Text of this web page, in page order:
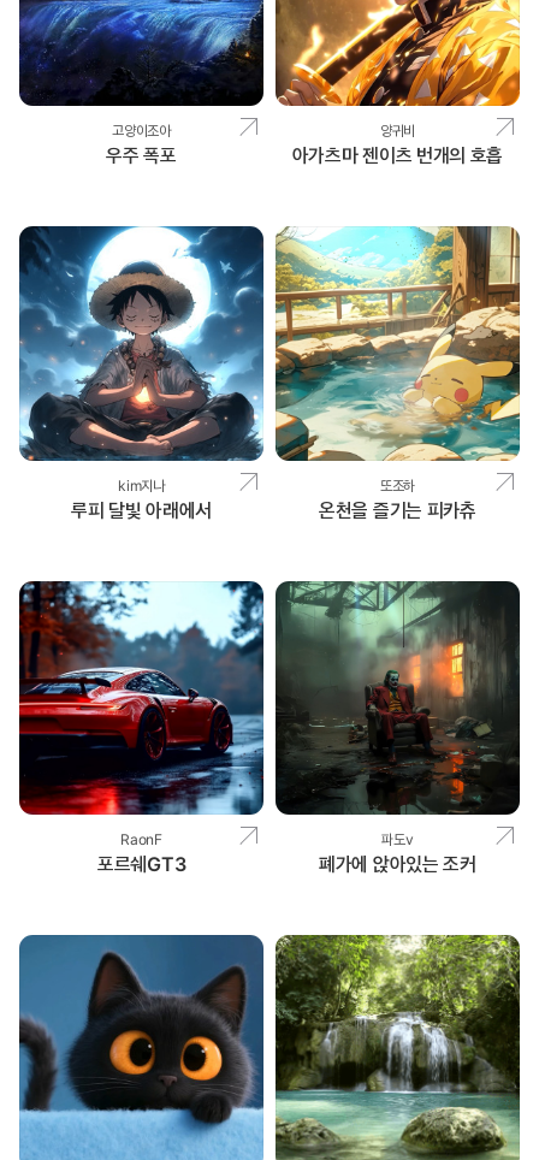
고양이조아
우주 폭포
양귀비
아가츠마 젠이츠 번개의 호흡
kim지나
루피 달빛 아래에서
또조하
온천을 즐기는 피카츄
RaonF
포르쉐GT3
파도v
폐가에 앉아있는 조커